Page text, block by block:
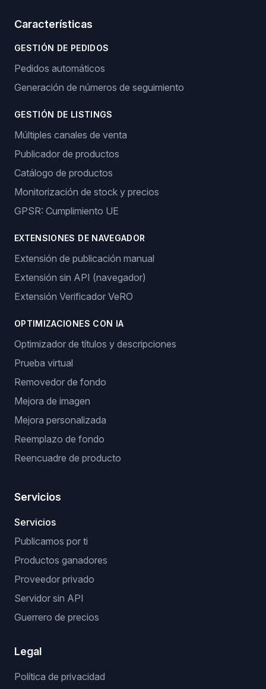
Características
GESTIÓN DE PEDIDOS
Pedidos automáticos
Generación de números de seguimiento
GESTIÓN DE LISTINGS
Múltiples canales de venta
Publicador de productos
Catálogo de productos
Monitorización de stock y precios
GPSR: Cumplimiento UE
EXTENSIONES DE NAVEGADOR
Extensión de publicación manual
Extensión sin API (navegador)
Extensión Verificador VeRO
OPTIMIZACIONES CON IA
Optimizador de títulos y descripciones
Prueba virtual
Removedor de fondo
Mejora de imagen
Mejora personalizada
Reemplazo de fondo
Reencuadre de producto
Servicios
Servicios
Publicamos por ti
Productos ganadores
Proveedor privado
Servidor sin API
Guerrero de precios
Legal
Política de privacidad